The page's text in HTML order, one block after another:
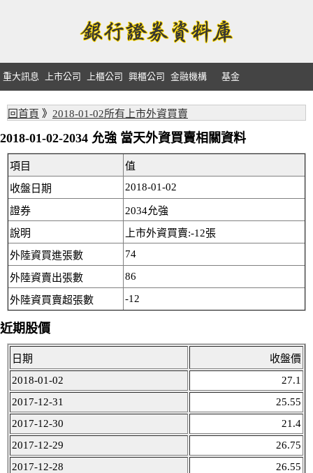
重大訊息 上市公司 上櫃公司 興櫃公司 金融機構 基金
回首頁 》 2018-01-02所有上市外資買賣
2018-01-02-2034 允強 當天外資買賣相關資料
項目
值
收盤日期
2018-01-02
證券
2034允強
說明
上市外資買賣:-12張
外陸資買進張數
74
外陸資賣出張數 86
外陸資買賣超張數 -12
近期股價
日期
收盤價
2018-01-02
27.1
2017-12-31
25.55
2017-12-30
21.4
2017-12-29
26.75
2017-12-28
26.55